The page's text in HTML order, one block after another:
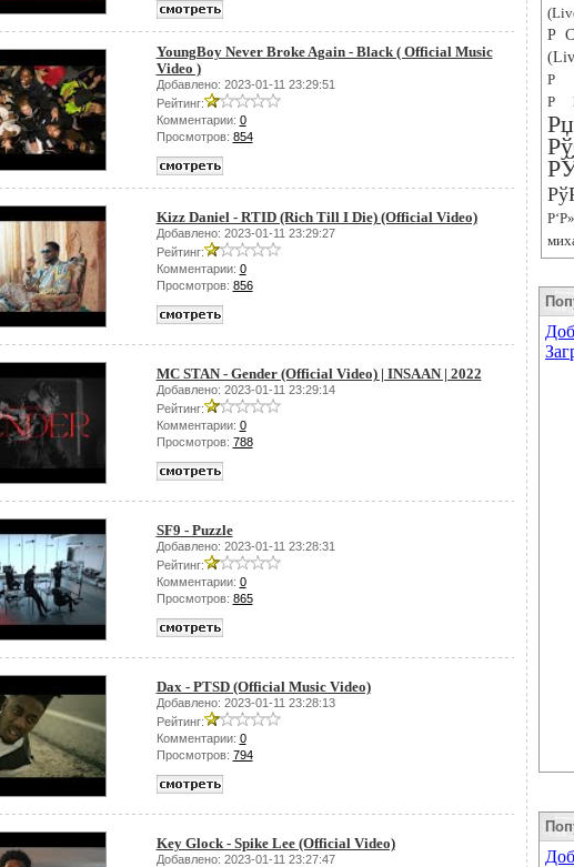
YoungBoy Never Broke Again - Black ( Official Music
Video )
Добавлено: 2023-01-11 23:29:51
Рейтинг:
Комментарии: 0
Просмотров: 854
Kizz Daniel - RTID (Rich Till I Die) (Official Video)
Добавлено: 2023-01-11 23:29:27
Рейтинг:
Комментарии: 0
Просмотров: 856
MC STAN - Gender (Official Video) | INSAAN | 2022
Добавлено: 2023-01-11 23:29:14
Рейтинг:
Комментарии: 0
Просмотров: 788
SF9 - Puzzle
Добавлено: 2023-01-11 23:28:31
Рейтинг:
Комментарии: 0
Просмотров: 865
Dax - PTSD (Official Music Video)
Добавлено: 2023-01-11 23:28:13
Рейтинг:
Комментарии: 0
Просмотров: 794
Key Glock - Spike Lee (Official Video)
Добавлено: 2023-01-11 23:27:47
Р
Р
Р